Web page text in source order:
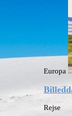
Europa
Rejse